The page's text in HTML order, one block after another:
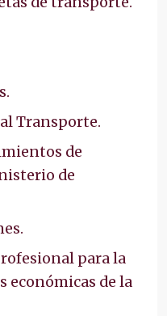
Transporte.
de
de
para la
económicas de la